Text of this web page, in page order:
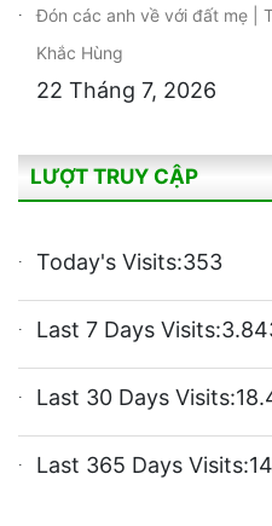
Đón các anh về với đất mẹ |
Khắc Hùng
22 Tháng 7, 2026
LƯỢT TRUY CẬP
Today's Visits:353
Last 7 Days Visits:
Last 30 Days Visits:
Last 365 Days Visits: